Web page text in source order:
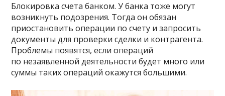
Блокировка счета банком. У банка тоже могут
возникнуть подозрения. Тогда он обязан
приостановить операции по счету и запросить
документы для проверки сделки и контрагента.
Проблемы появятся, если операций
по незаявленной деятельности будет много или
суммы таких операций окажутся большими.